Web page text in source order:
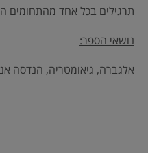
תרגילים בכל אחד מהתחומים
נושאי הספר:
אלגברה, גיאומטריה, הנדסה